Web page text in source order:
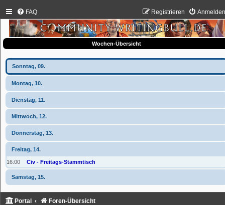
FAQ Registrieren
Wochen-Übersicht
Sonntag, 09.
Montag, 10.
Dienstag, 11.
Mittwoch, 12.
Donnerstag, 13.
Freitag, 14.
16:00 Civ - Freitags-Stammtisch
Samstag, 15.
Portal Foren-Übersicht